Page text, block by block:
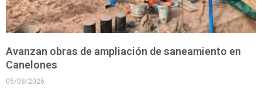
Avanzan obras de ampliación de saneamiento en
Canelones
05/08/2026